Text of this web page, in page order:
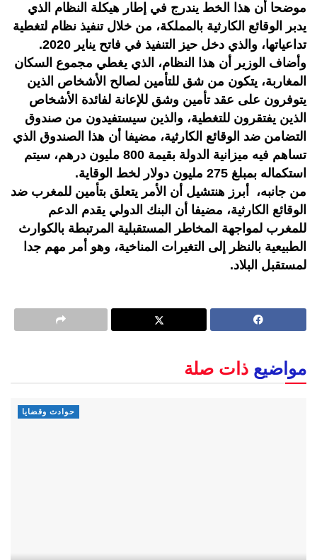
موضحا أن هذا الخط يندرج في إطار هيكلة النظام الذي
يدبر الوقائع الكارثية بالمملكة، من خلال تنفيذ نظام لتغطية
تداعياتها، والذي دخل حيز التنفيذ في فاتح يناير 2020.
وأضاف الوزير أن هذا النظام، الذي يغطي مجموع السكان
المغاربة، يتكون من شق للتأمين لصالح الأشخاص الذين
يتوفرون على عقد تأمين وشق للإعانة لفائدة الأشخاص
الذين يفتقرون للتغطية، والذين سيستفيدون من صندوق
التضامن ضد الوقائع الكارثية، مضيفا أن هذا الصندوق الذي
تساهم فيه ميزانية الدولة بقيمة 800 مليون درهم، سيتم
استكماله بمبلغ 275 مليون دولار لخط الوقاية.
من جانبه، أبرز هنتشيل أن الأمر يتعلق بتأمين للمغرب ضد
الوقائع الكارثية، مضيفا أن البنك الدولي يقدم الدعم
للمغرب لمواجهة المخاطر المستقبلية المرتبطة بالكوارث
الطبيعية بالنظر إلى التغيرات المناخية، وهو أمر مهم جدا
لمستقبل البلاد.
مواضيع ذات صلة
حوادث وقضايا